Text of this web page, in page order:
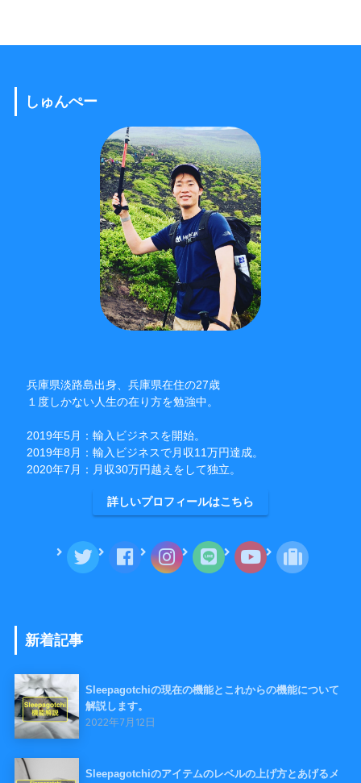
しゅんぺー
兵庫県淡路島出身、兵庫県在住の27歳
１度しかない人生の在り方を勉強中。
2019年5月：輸入ビジネスを開始。
2019年8月：輸入ビジネスで月収11万円達成。
2020年7月：月収30万円越えをして独立。
詳しいプロフィールはこちら
新着記事
Sleepagotchiの現在の機能とこれからの機能について
解説します。
2022年7月12日
Sleepagotchiのアイテムのレベルの上げ方とあげるメ